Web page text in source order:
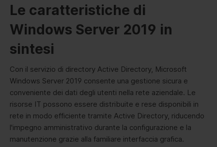
Le caratteristiche di
Windows Server 2019 in
sintesi
Con il servizio di directory Active Directory, Microsoft
Windows Server 2019 consente una gestione sicura e
conveniente dei dati degli utenti nella rete aziendale. Le
risorse IT possono essere distribuite e rese disponibili in
rete in modo efficiente tramite Active Directory, riducendo
l'impegno amministrativo durante la configurazione e la
manutenzione grazie alla familiare interfaccia grafica.